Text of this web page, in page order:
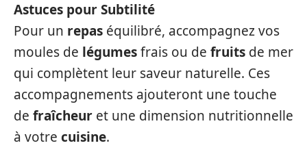
Astuces pour Subtilité
Pour un repas équilibré, accompagnez vos
moules de légumesfrais ou de fruits de mer
qui complètent leur saveur naturelle. Ces
accompagnements ajouteront une touche
de fraîcheur et une dimension nutritionnelle
à votre cuisine.